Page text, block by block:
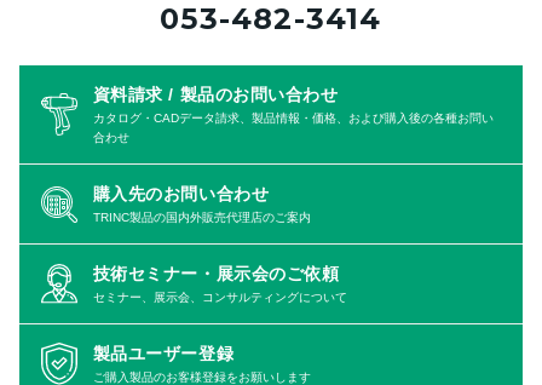
053-482-3414
資料請求 / 製品のお問い合わせ
カタログ・CADデータ請求、製品情報・価格、および購入後の各種お問い
合わせ
購入先のお問い合わせ
TRINC製品の国内外販売代理店のご案内
技術セミナー・展示会のご依頼
セミナー、展示会、コンサルティングについて
製品ユーザー登録
ご購入製品のお客様登録をお願いします